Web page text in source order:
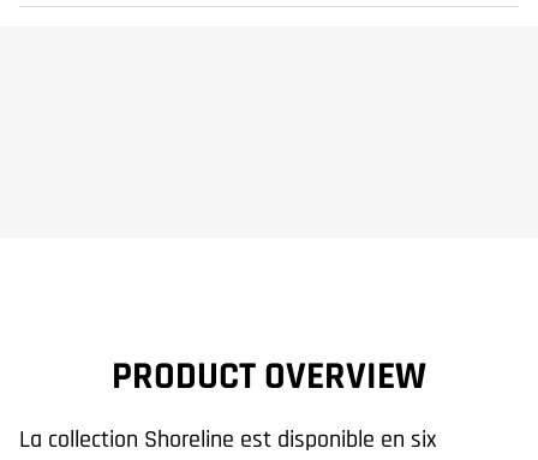
PRODUCT OVERVIEW
La collection Shoreline est disponible en six